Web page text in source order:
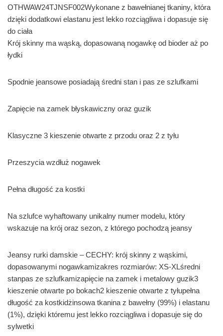
OTHWAW24TJNSF002Wykonane z bawełnianej tkaniny, która
dzięki dodatkowi elastanu jest lekko rozciągliwa i dopasuje się
do ciała
Krój skinny ma wąską, dopasowaną nogawkę od bioder aż po
łydki
Spodnie jeansowe posiadają średni stan i pas ze szlufkami
Zapięcie na zamek błyskawiczny oraz guzik
Klasyczne 3 kieszenie otwarte z przodu oraz 2 z tyłu
Przeszycia wzdłuż nogawek
Pełna długość za kostki
Na szlufce wyhaftowany unikalny numer modelu, który
wskazuje na krój oraz sezon, z którego pochodzą jeansy
Jeansy rurki damskie – CECHY: krój skinny z wąskimi,
dopasowanymi nogawkamizakres rozmiarów: XS-XLśredni
stanpas ze szlufkamizapięcie na zamek i metalowy guzik3
kieszenie otwarte po bokach2 kieszenie otwarte z tyłupełna
długość za kostkidżinsowa tkanina z bawełny (99%) i elastanu
(1%), dzięki któremu jest lekko rozciągliwa i dopasuje się do
sylwetki